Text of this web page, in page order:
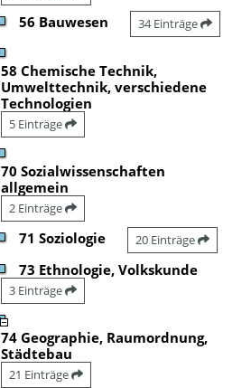
56 Bauwesen 34 Einträge
58 Chemische Technik,
Umwelttechnik, verschiedene
Technologien
5 Einträge
70 Sozialwissenschaften
allgemein
2 Einträge
71 Soziologie 20 Einträge
73 Ethnologie, Volkskunde
3 Einträge
74 Geographie, Raumordnung,
Städtebau
21 Einträge